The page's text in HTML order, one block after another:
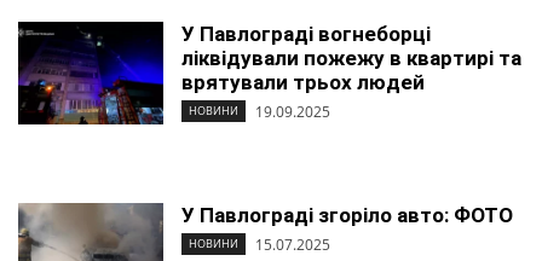
У Павлограді вогнеборці
ліквідували пожежу в квартирі та
врятували трьох людей
НОВИНИ 19.09.2025
У Павлограді згоріло авто: ФОТО
НОВИНИ 15.07.2025